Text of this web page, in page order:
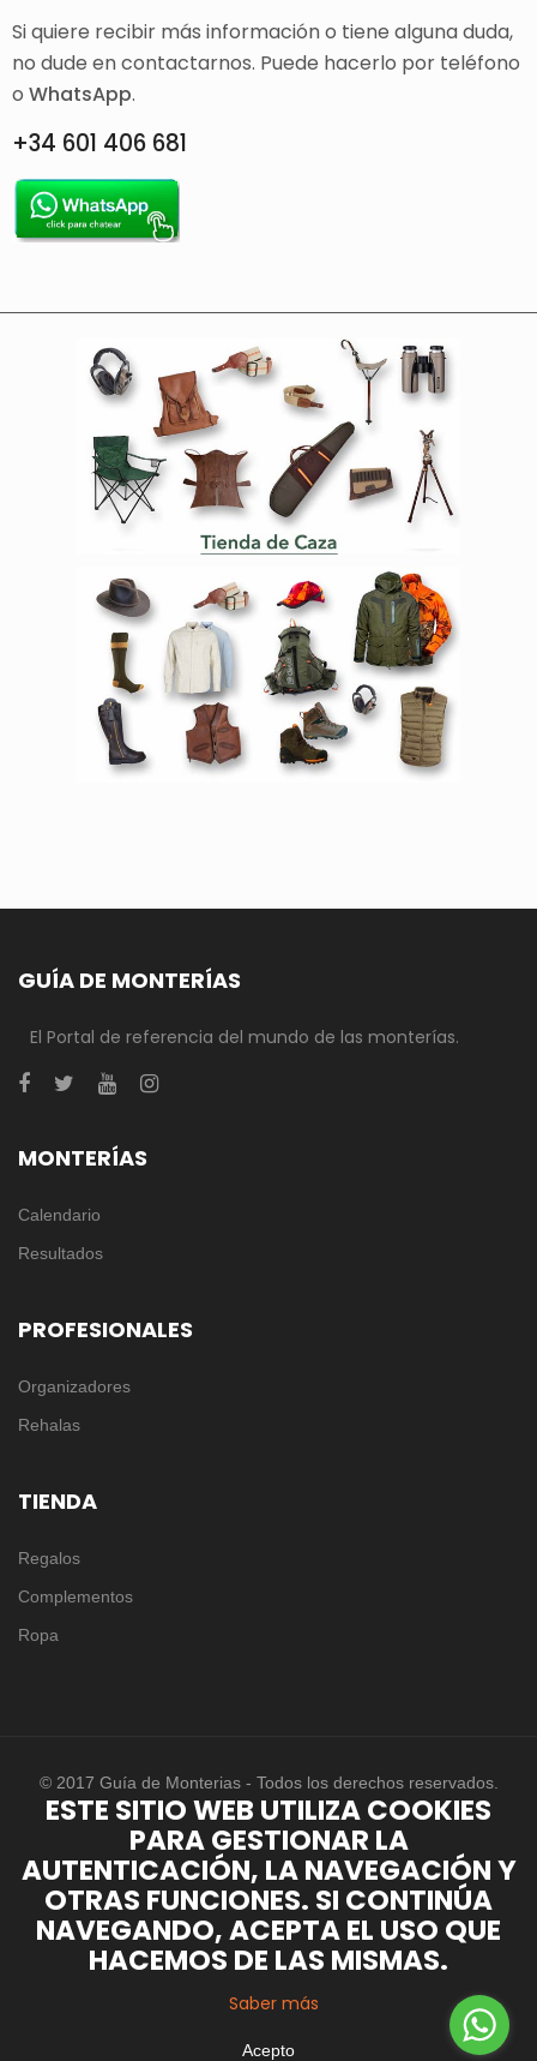
Si quiere recibir más información o tiene alguna duda,
no dude en contactarnos. Puede hacerlo por teléfono
o WhatsApp.
+34 601 406 681
GUÍA DE MONTERÍAS
El Portal de referencia del mundo de las monterías.
MONTERÍAS
Calendario
Resultados
PROFESIONALES
Organizadores
Rehalas
TIENDA
Regalos
Complementos
Ropa
© 2017 Guía de Monterias - Todos los derechos reservados.
ESTE SITIO WEB UTILIZA COOKIES
PARA GESTIONAR LA
AUTENTICACIÓN, LA NAVEGACIÓN Y
OTRAS FUNCIONES. SI CONTINÚA
NAVEGANDO, ACEPTA EL USO QUE
HACEMOS DE LAS MISMAS.
Saber más
Acepto